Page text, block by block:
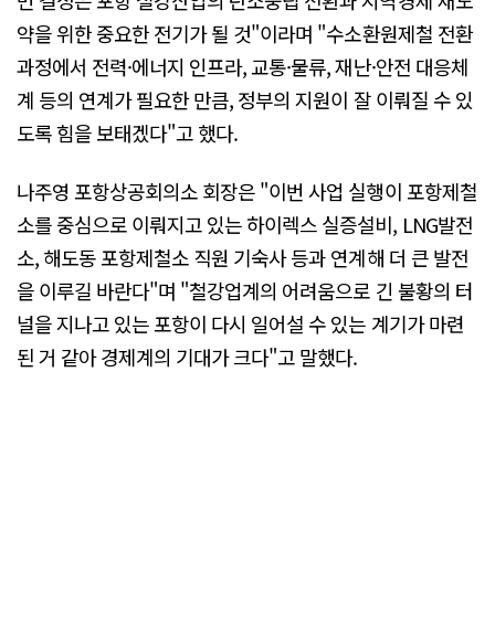
약을 위한 중요한 전기가 될 것"이라며 "수소환원제철 전환
과정에서 전력·에너지 인프라, 교통·물류, 재난·안전 대응체
계 등의 연계가 필요한 만큼, 정부의 지원이 잘 이뤄질 수 있
도록 힘을 보태겠다"고 했다.
나주영 포항상공회의소 회장은 "이번 사업 실행이 포항제철
소를 중심으로 이뤄지고 있는 하이렉스 실증설비, LNG발전
소, 해도동 포항제철소 직원 기숙사 등과 연계해 더 큰 발전
을 이루길 바란다"며 "철강업계의 어려움으로 긴 불황의 터
널을 지나고 있는 포항이 다시 일어설 수 있는 계기가 마련
된 거 같아 경제계의 기대가 크다"고 말했다.